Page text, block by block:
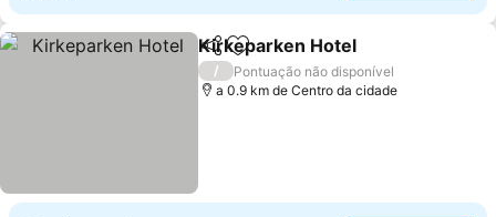
PartilharAdicionar aos favoritos
Kirkeparken Hotel
/
Pontuação não disponível
a 0.9 km de Centro da cidade